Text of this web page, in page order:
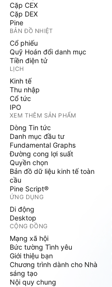
Cặp CEX
Cặp DEX
Pine
BẢN ĐỒ NHIỆT
Cổ phiếu
Quỹ Hoán đổi danh mục
Tiền điện tử
LỊCH
Kinh tế
Thu nhập
Cổ tức
IPO
XEM THÊM SẢN PHẨM
Dòng Tin tức
Danh mục đầu tư
Fundamental Graphs
Đường cong lợi suất
Quyền chọn
Bản đồ dữ liệu kinh tế toàn
cầu
Pine Script®
ỨNG DỤNG
Di động
Desktop
CỘNG ĐỒNG
Mạng xã hội
Bức tường Tình yêu
Giới thiệu bạn
Chương trình dành cho Nhà
sáng tạo
Nội quy chung